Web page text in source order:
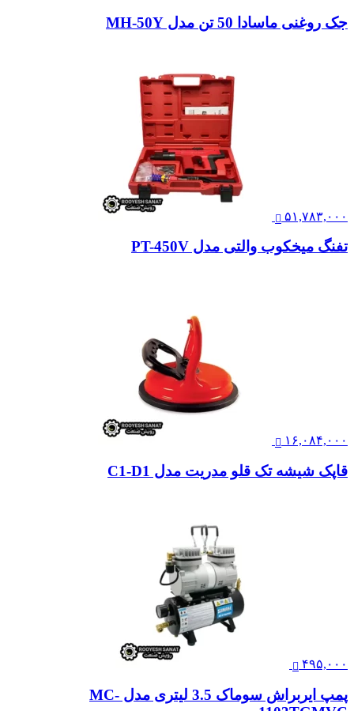
جک روغنی ماسادا 50 تن مدل MH-50Y
۵۱,۷۸۳,۰۰۰
تفنگ میخکوب والتی مدل PT-450V
۱۶,۰۸۴,۰۰۰
قاپک شیشه تک قلو مدریت مدل C1-D1
۴۹۵,۰۰۰
پمپ ایربراش سوماک 3.5 لیتری مدل MC-